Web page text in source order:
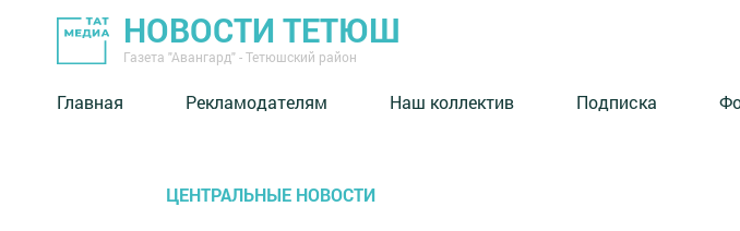
НОВОСТИ ТЕТЮШ
Газета "Авангард" - Тетюшский район
Главная Рекламодателям Наш коллектив Подписка
ЦЕНТРАЛЬНЫЕ НОВОСТИ